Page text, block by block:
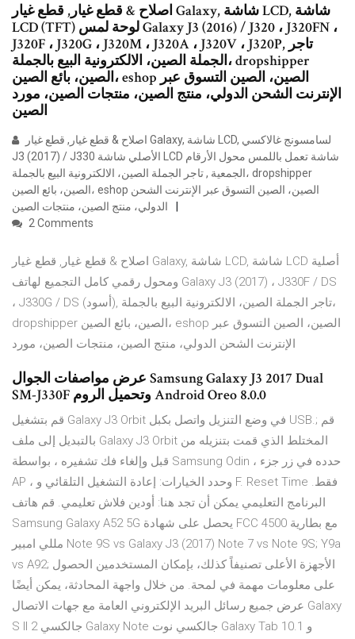
اصلاح & قطع غيار, قطع غيار Galaxy, شاشة LCD, شاشة
LCD (TFT) لوحة لمس Galaxy J3 (2016) / J320 ، J320FN ،
J320F ، J320G ، J320M ، J320A ، J320V ، J320P, تاجر
الجملة الصين، الالكترونية البيع بالجملة، dropshipper
الصين، بائع الصين، eshop الصين، الصين التسوق عبر
الإنترنت الشحن الدولي، منتج الصين، منتجات الصين، مورد
الصين
J3 (2017) / J330 الأصلي شاشة LCD شاشة تعمل باللمس محول الأرقام
الجمعية , تاجر الجملة الصين، الالكترونية البيع بالجملة، dropshipper
الصين، بائع الصين، eshop الصين، الصين التسوق عبر الإنترنت الشحن
الدولي، منتج الصين، منتجات الصين
2 Comments
اصلاح & قطع غيار, قطع غيار Galaxy, شاشة LCD, شاشة LCD أصلية
ومحول رقمي كامل التجميع لهاتف Galaxy J3 (2017) ، J330F / DS
، J330G / DS (أسود), تاجر الجملة الصين، الالكترونية البيع بالجملة،
dropshipper الصين، بائع الصين، eshop الصين، الصين التسوق عبر
الإنترنت الشحن الدولي، منتج الصين، منتجات الصين، مورد
عرض مواصفات الجوال Samsung Galaxy J3 2017 Dual
SM-J330F وتحميل الروم Android Oreo 8.0.0
قم بتشغيل Galaxy J3 Orbit في وضع التنزيل واتصل بكبل USB.; قم
بالتبديل إلى ملف Galaxy J3 Orbit المختلط الذي قمت بتنزيله من
قبل وإلغاء فك تشفيره ، بواسطة Samsung Odin ، حدده في زر جزء
AP ، وحدد الخيارات: إعادة التشغيل التلقائي و F. Reset Time فقط.
البرنامج التعليمي يمكن أن تجد هنا: أودين فلاش تعليمي. قم هاتف
Samsung Galaxy A52 5G يحصل على شهادة FCC مع بطارية 4500
مللي امبير Note 9S vs Galaxy J3 (2017) Note 7 vs Note 9S; Y9a
vs A92; الأجهزة الأعلى تصنيفاً كذلك، بإمكان المستخدمين الحصول
على معلومات مهمة في لمحة. من خلال واجهة المحادثة، يمكن أيضًا
عرض جميع رسائل البريد الإلكتروني العامة مع جهات الاتصال Galaxy
S II جالكسي 2 Galaxy Note جالكسي نوت Galaxy Tab 10.1 و